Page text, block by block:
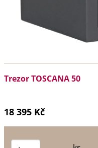
Trezor TOSCANA 50
18 395 Kč